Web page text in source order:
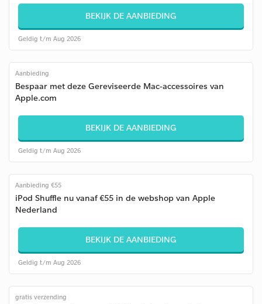
BEKIJK DE AANBIEDING
Geldig t/m Aug 2026
Aanbieding
Bespaar met deze Gereviseerde Mac-accessoires van
Apple.com
BEKIJK DE AANBIEDING
Geldig t/m Aug 2026
Aanbieding €55
iPod Shuffle nu vanaf €55 in de webshop van Apple
Nederland
BEKIJK DE AANBIEDING
Geldig t/m Aug 2026
gratis verzending